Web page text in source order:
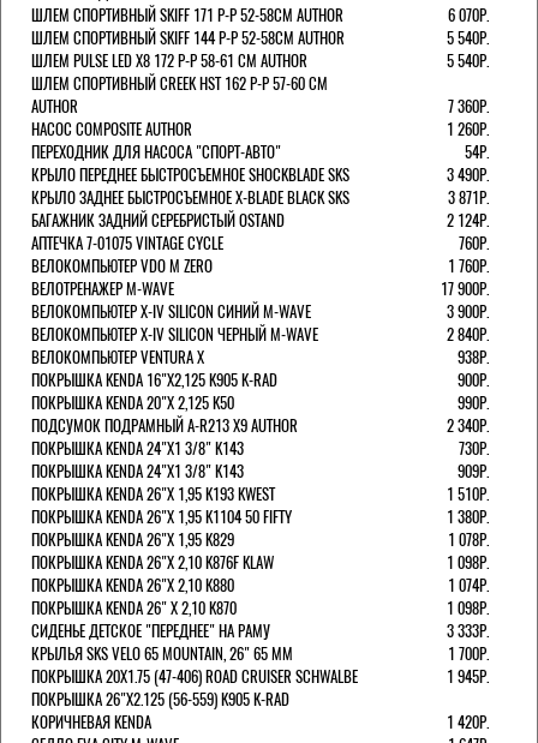
ШЛЕМ СПОРТИВНЫЙ SKIFF 171 Р-Р 52-58СМ AUTHOR
6 070Р.
ШЛЕМ СПОРТИВНЫЙ SKIFF 144 Р-Р 52-58СМ AUTHOR
5 540Р.
ШЛЕМ PULSE LED X8 172 Р-Р 58-61 СМ AUTHOR
5 540Р.
ШЛЕМ СПОРТИВНЫЙ CREEK HST 162 Р-Р 57-60 СМ
AUTHOR
7 360Р.
НАСОС COMPOSITE AUTHOR
1 260Р.
ПЕРЕХОДНИК ДЛЯ НАСОСА "СПОРТ-АВТО"
54Р.
КРЫЛО ПЕРЕДНЕЕ БЫСТРОСЪЕМНОЕ SHOCKBLADE SKS
3 490Р.
КРЫЛО ЗАДНЕЕ БЫСТРОСЪЕМНОЕ X-BLADE BLACK SKS
3 871Р.
БАГАЖНИК ЗАДНИЙ СЕРЕБРИСТЫЙ OSTAND
2 124Р.
АПТЕЧКА 7-01075 VINTAGE CYCLE
760Р.
ВЕЛОКОМПЬЮТЕР VDO M ZERO
1 760Р.
ВЕЛОТРЕНАЖЕР M-WAVE
17 900Р.
ВЕЛОКОМПЬЮТЕР X-IV SILICON СИНИЙ M-WAVE
3 900Р.
ВЕЛОКОМПЬЮТЕР X-IV SILICON ЧЕРНЫЙ M-WAVE
2 840Р.
ВЕЛОКОМПЬЮТЕР VENTURA Х
938Р.
ПОКРЫШКА KENDA 16"Х2,125 K905 K-RAD
900Р.
ПОКРЫШКА KENDA 20"Х 2,125 K50
990Р.
ПОДСУМОК ПОДРАМНЫЙ A-R213 X9 AUTHOR
2 340Р.
ПОКРЫШКА KENDA 24"Х1 3/8" K143
730Р.
ПОКРЫШКА KENDA 24"Х1 3/8" K143
909Р.
ПОКРЫШКА KENDA 26"Х 1,95 K193 KWEST
1 510Р.
ПОКРЫШКА KENDA 26"Х 1,95 K1104 50 FIFTY
1 380Р.
ПОКРЫШКА KENDA 26"Х 1,95 K829
1 078Р.
ПОКРЫШКА KENDA 26"Х 2,10 K876F KLAW
1 098Р.
ПОКРЫШКА KENDA 26"Х 2,10 K880
1 074Р.
ПОКРЫШКА KENDA 26" Х 2,10 K870
1 098Р.
СИДЕНЬЕ ДЕТСКОЕ "ПЕРЕДНЕЕ" НА РАМУ
3 333Р.
КРЫЛЬЯ SKS VELO 65 MOUNTAIN, 26" 65 ММ
1 700Р.
ПОКРЫШКА 20X1.75 (47-406) ROAD CRUISER SCHWALBE
1 945Р.
ПОКРЫШКА 26"Х2.125 (56-559) K905 K-RAD
КОРИЧНЕВАЯ KENDA
1 420Р.